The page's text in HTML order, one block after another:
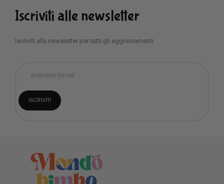
Iscriviti alle newsletter
Iscriviti alla newsletter per tutti gli aggiornamenti